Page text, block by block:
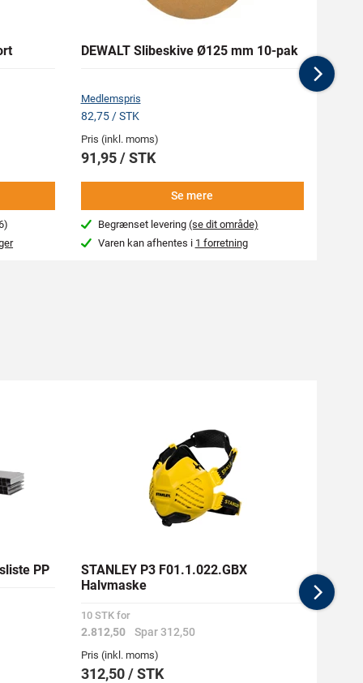
DEWALT Slibeskive Ø125 mm 10-pak
Medlemspris
82,75 / STK
Pris (inkl. moms)
91,95 / STK
Se mere
Begrænset levering (se dit område)
Varen kan afhentes i 1 forretning
PP
STANLEY P3 F01.1.022.GBX
Halvmaske
10 STK for
2.812,50 Spar 312,50
Pris (inkl. moms)
312,50 / STK